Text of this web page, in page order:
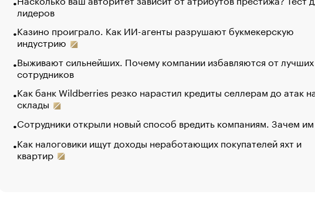
лидеров
Казино проиграло. Как ИИ-агенты разрушают букмекерскую
индустрию
Выживают сильнейших. Почему компании избавляются от лучших
сотрудников
Как банк Wildberries резко нарастил кредиты селлерам до атак
склады
Сотрудники открыли новый способ вредить компаниям. Зачем
Как налоговики ищут доходы неработающих покупателей яхт и
квартир